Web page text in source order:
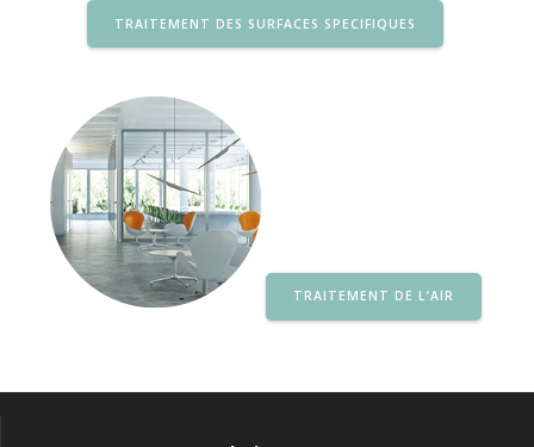
TRAITEMENT DES SURFACES SPECIFIQUES
TRAITEMENT DE L’AIR